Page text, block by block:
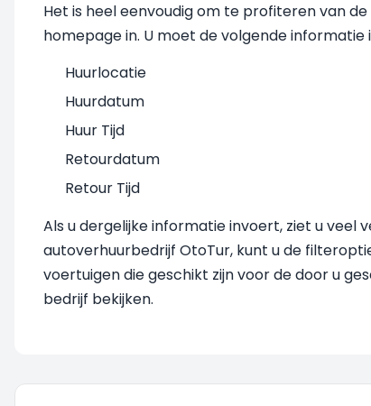
Het is heel eenvoudig om te profiteren van
homepage in. U moet de volgende
Huurlocatie
Huurdatum
Huur Tijd
Retourdatum
Retour Tijd
Als u dergelijke informatie invoert, ziet u veel
autoverhuurbedrijf OtoTur, kunt u de
voertuigen die geschikt zijn voor de door u
bedrijf bekijken.